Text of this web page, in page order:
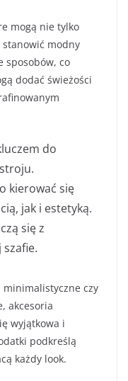
mogą nie tylko
stanowić modny
sposobów, co
dodać świeżości
do
kierować się
jak i estetyką.
się z
minimalistyczne czy
akcesoria
wyjątkowa i
podkreślą
każdy look.